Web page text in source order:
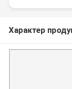
Характер